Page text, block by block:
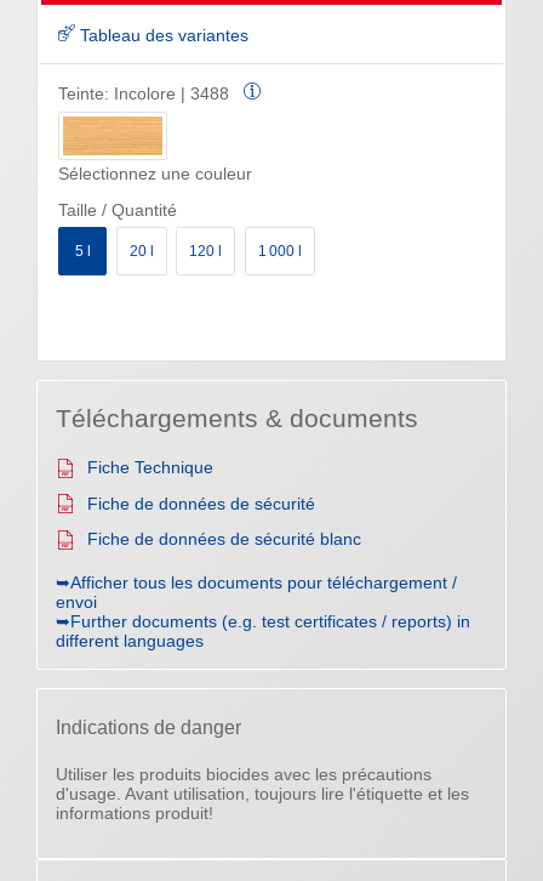
Tableau des variantes
Teinte: Incolore | 3488
Sélectionnez une couleur
Taille / Quantité
5 l 20 l 120 l 1 000 l
Téléchargements & documents
Fiche Technique
Fiche de données de sécurité
Fiche de données de sécurité blanc
➥Afficher tous les documents pour téléchargement /
envoi
➥Further documents (e.g. test certificates / reports) in
different languages
Indications de danger
Utiliser les produits biocides avec les précautions
d'usage. Avant utilisation, toujours lire l'étiquette et les
informations produit!